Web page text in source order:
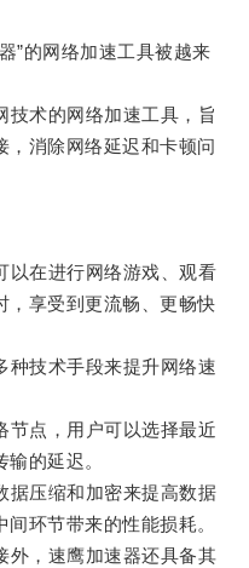
的网络加速工具被越来
术的网络加速工具，旨
，消除网络延迟和卡顿问
在进行网络游戏、观看
，享受到更流畅、更畅快
技术手段来提升网络速
点，用户可以选择最近
的延迟。
压缩和加密来提高数据
环节带来的性能损耗。
，速鹰加速器还具备其